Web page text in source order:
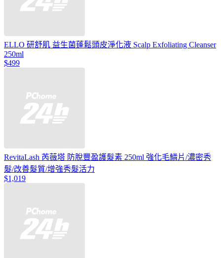
ELLO 研舒肌 益生菌蓬鬆頭皮淨化液 Scalp Exfoliating Cleanser
250ml
$499
RevitaLash 芮薇塔 防脫豐盈護髮素 250ml 強化毛鱗片/濃密秀
髮/改善髮質/增強秀髮活力
$1,019